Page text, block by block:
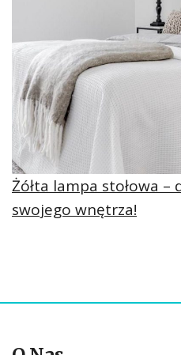
Żółta lampa stołowa –
swojego wnętrza!